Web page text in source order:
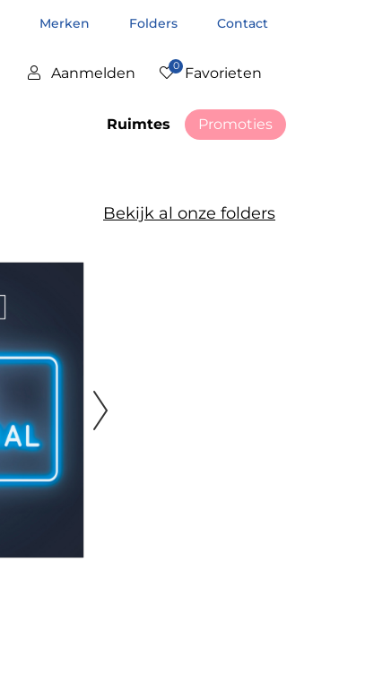
Merken Folders Contact
Aanmelden 0 Favorieten
Ruimtes Promoties
Bekijk al onze folders